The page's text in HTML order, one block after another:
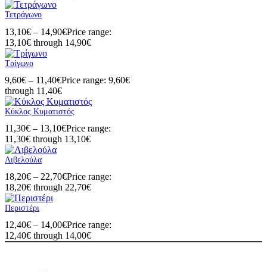
Τετράγωνο
13,10€ – 14,90€Price range:
13,10€ through 14,90€
Τρίγωνο
9,60€ – 11,40€Price range: 9,60€
through 11,40€
Κύκλος Κυματιστός
11,30€ – 13,10€Price range:
11,30€ through 13,10€
Λιβελούλα
18,20€ – 22,70€Price range:
18,20€ through 22,70€
Περιστέρι
12,40€ – 14,00€Price range:
12,40€ through 14,00€